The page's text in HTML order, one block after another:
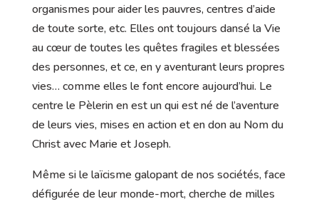
organismes pour aider les pauvres, centres d’aide
de toute sorte, etc. Elles ont toujours dansé la Vie
au cœur de toutes les quêtes fragiles et blessées
des personnes, et ce, en y aventurant leurs propres
vies… comme elles le font encore aujourd’hui. Le
centre le Pèlerin en est un qui est né de l’aventure
de leurs vies, mises en action et en don au Nom du
Christ avec Marie et Joseph.
Même si le laïcisme galopant de nos sociétés, face
défigurée de leur monde-mort, cherche de milles